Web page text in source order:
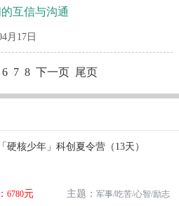
互信与沟通
月17日
6 7 8 下一页 尾页
硬核少年」科创夏令营（13天）
6780元 主题： 军事/吃苦/心智/励志